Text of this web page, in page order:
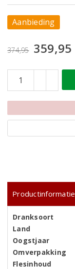
Aanbieding
374,95 359,95
Productinformatie
Dranksoort
Land
Oogstjaar
Omverpakking
Flesinhoud